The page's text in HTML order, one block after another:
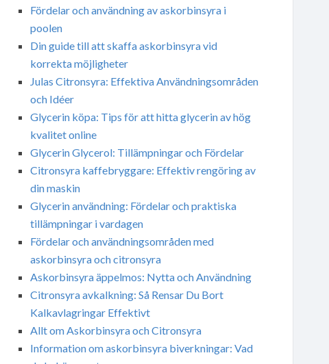
Fördelar och användning av askorbinsyra i
poolen
Din guide till att skaffa askorbinsyra vid
korrekta möjligheter
Julas Citronsyra: Effektiva Användningsområden
och Idéer
Glycerin köpa: Tips för att hitta glycerin av hög
kvalitet online
Glycerin Glycerol: Tillämpningar och Fördelar
Citronsyra kaffebryggare: Effektiv rengöring av
din maskin
Glycerin användning: Fördelar och praktiska
tillämpningar i vardagen
Fördelar och användningsområden med
askorbinsyra och citronsyra
Askorbinsyra äppelmos: Nytta och Användning
Citronsyra avkalkning: Så Rensar Du Bort
Kalkavlagringar Effektivt
Allt om Askorbinsyra och Citronsyra
Information om askorbinsyra biverkningar: Vad